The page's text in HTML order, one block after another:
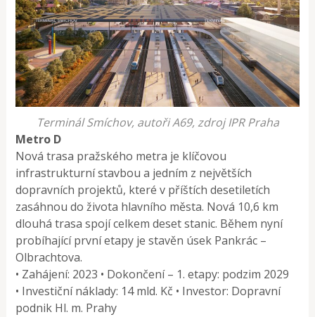
Terminál Smíchov, autoři A69, zdroj IPR Praha
Metro D
Nová trasa pražského metra je klíčovou
infrastrukturní stavbou a jedním z největších
dopravních projektů, které v příštích desetiletích
zasáhnou do života hlavního města. Nová 10,6 km
dlouhá trasa spojí celkem deset stanic. Během nyní
probíhající první etapy je stavěn úsek Pankrác –
Olbrachtova.
• Zahájení: 2023 • Dokončení – 1. etapy: podzim 2029
• Investiční náklady: 14 mld. Kč • Investor: Dopravní
podnik Hl. m. Prahy